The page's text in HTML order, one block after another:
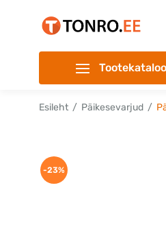
Esileht Päikesevarjud
-23%